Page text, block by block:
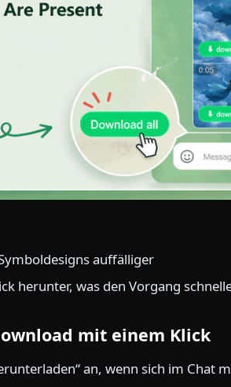
auffälliger
herunter, was den Vorgang
mit einem Klick
an, wenn sich im Chat